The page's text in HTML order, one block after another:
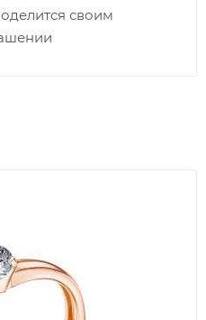
своим